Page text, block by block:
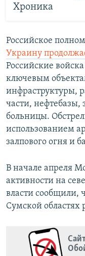
Хроника
Российское
Украину
Российские
ключевым
инфраструктуры,
части,
больницы.
использованием
залпового огня и
В начале апреля
активности на
власти сообщили,
Сумской областях